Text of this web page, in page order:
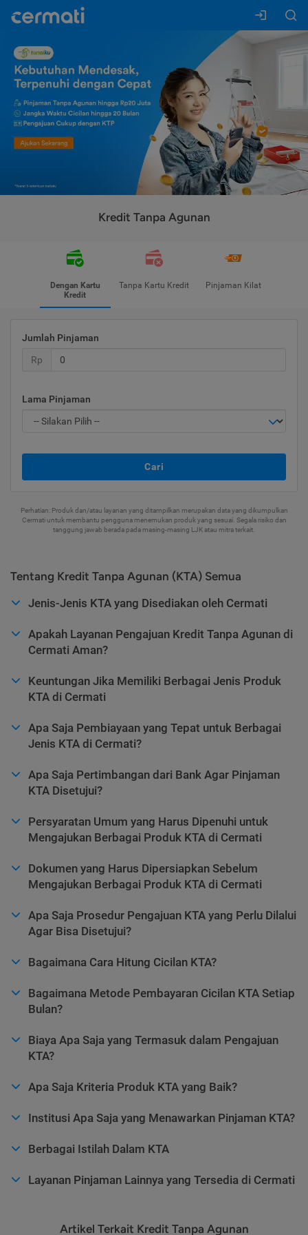
Kredit Tanpa Agunan
Dengan Kartu
Kredit
Tanpa Kartu Kredit Pinjaman Kilat
Jumlah Pinjaman
Rp
Lama Pinjaman
Cari
Perhatian: Produk dan/atau layanan yang ditampilkan merupakan data yang dikumpulkan
Cermati untuk membantu pengguna menemukan produk yang sesuai. Segala risiko dan
tanggung jawab berada pada masing-masing LJK atau mitra terkait.
Tentang Kredit Tanpa Agunan (KTA) Semua
Jenis-Jenis KTA yang Disediakan oleh Cermati
Apakah Layanan Pengajuan Kredit Tanpa Agunan di
Cermati Aman?
Keuntungan Jika Memiliki Berbagai Jenis Produk
KTA di Cermati
Apa Saja Pembiayaan yang Tepat untuk Berbagai
Jenis KTA di Cermati?
Apa Saja Pertimbangan dari Bank Agar Pinjaman
KTA Disetujui?
Persyaratan Umum yang Harus Dipenuhi untuk
Mengajukan Berbagai Produk KTA di Cermati
Dokumen yang Harus Dipersiapkan Sebelum
Mengajukan Berbagai Produk KTA di Cermati
Apa Saja Prosedur Pengajuan KTA yang Perlu Dilalui
Agar Bisa Disetujui?
Bagaimana Cara Hitung Cicilan KTA?
Bagaimana Metode Pembayaran Cicilan KTA Setiap
Bulan?
Biaya Apa Saja yang Termasuk dalam Pengajuan
KTA?
Apa Saja Kriteria Produk KTA yang Baik?
Institusi Apa Saja yang Menawarkan Pinjaman KTA?
Berbagai Istilah Dalam KTA
Layanan Pinjaman Lainnya yang Tersedia di Cermati
Artikel Terkait Kredit Tanpa Agunan